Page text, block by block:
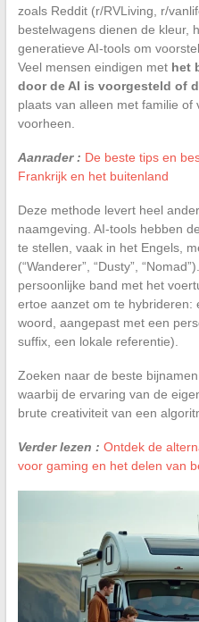
zoals Reddit (r/RVLiving, r/
bestelwagens dienen de kleur,
generatieve AI-tools om
Veel mensen eindigen met het
door de AI is voorgesteld of
plaats van alleen met familie
voorheen.
Aanrader : De beste tips en
Frankrijk en het buitenland
Deze methode levert heel
naamgeving. AI-tools hebben
te stellen, vaak in het Engels,
(“Wanderer”, “Dusty”,
persoonlijke band met het
ertoe aanzet om te hybrideren:
woord, aangepast met een
suffix, een lokale referentie).
Zoeken naar de beste
waarbij de ervaring van de
brute creativiteit van een
Verder lezen : Ontdek de
voor gaming en het delen van